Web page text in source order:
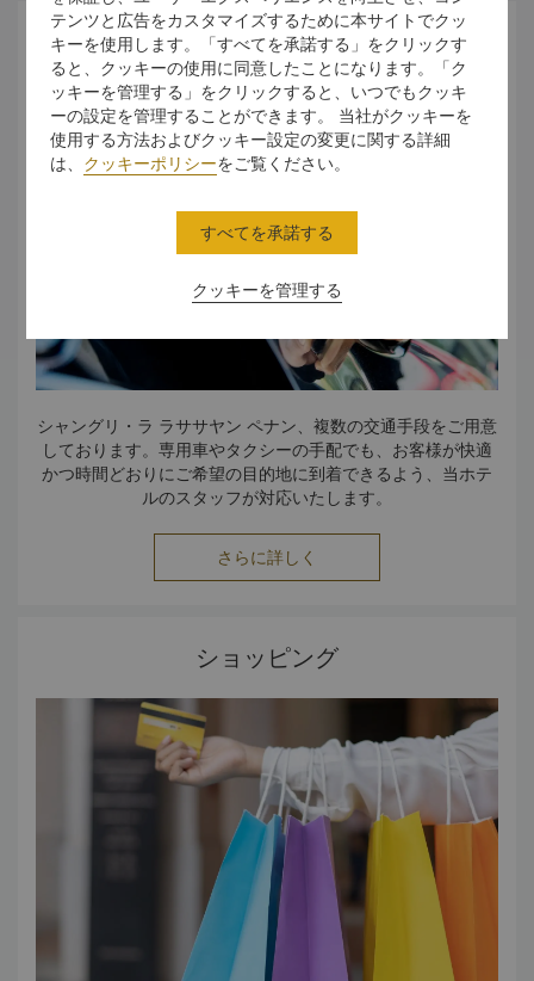
交通
シャングリ・ラ ラササヤン ペナン、複数の交通手段をご用意
しております。専用車やタクシーの手配でも、お客様が快適
かつ時間どおりにご希望の目的地に到着できるよう、当ホテ
ルのスタッフが対応いたします。
さらに詳しく
ショッピング
テンツと広告をカスタマイズするために本サイトでクッ
キーを使用します。「すべてを承諾する」をクリックす
ると、クッキーの使用に同意したことになります。「ク
ッキーを管理する」をクリックすると、いつでもクッキ
ーの設定を管理することができます。 当社がクッキーを
使用する方法およびクッキー設定の変更に関する詳細
は、 クッキーポリシーをご覧ください。
クッキーを管理する
すべてを承諾する